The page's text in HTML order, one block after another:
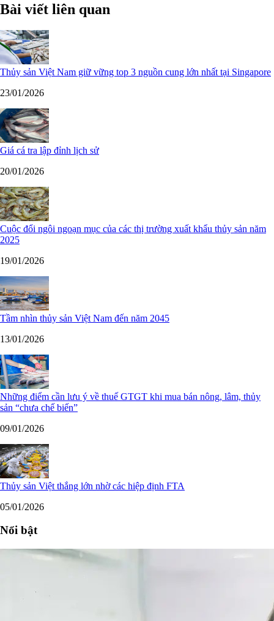
Bài viết liên quan
Thủy sản Việt Nam giữ vững top 3 nguồn cung lớn nhất tại Singapore
23/01/2026
Giá cá tra lập đỉnh lịch sử
20/01/2026
Cuộc đổi ngôi ngoạn mục của các thị trường xuất khẩu thủy sản năm
2025
19/01/2026
Tầm nhìn thủy sản Việt Nam đến năm 2045
13/01/2026
Những điểm cần lưu ý về thuế GTGT khi mua bán nông, lâm, thủy
sản “chưa chế biến”
09/01/2026
Thủy sản Việt thắng lớn nhờ các hiệp định FTA
05/01/2026
Nổi bật